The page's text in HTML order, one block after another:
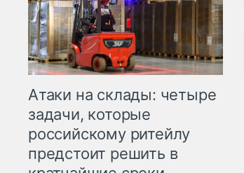
Атаки на склады: четыре
задачи, которые
российскому ритейлу
предстоит решить в